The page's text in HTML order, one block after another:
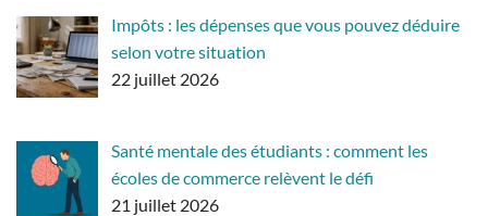
Impôts : les dépenses que vous pouvez déduire
selon votre situation
22 juillet 2026
Santé mentale des étudiants : comment les
écoles de commerce relèvent le défi
21 juillet 2026